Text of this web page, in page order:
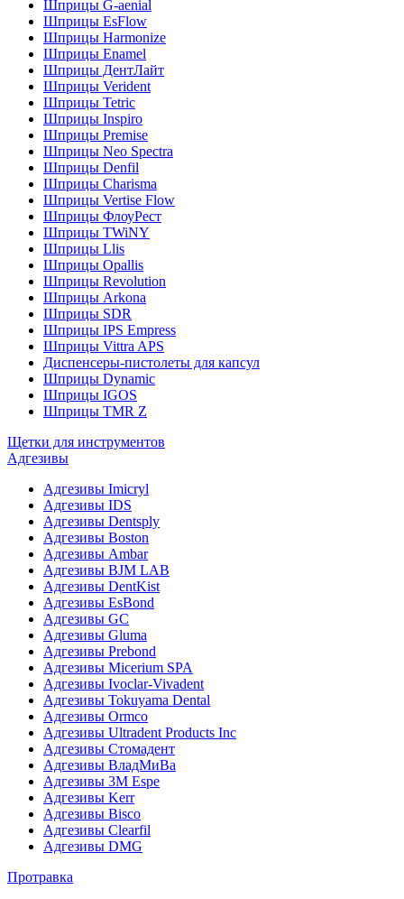
Шприцы G-aenial
Шприцы EsFlow
Шприцы Harmonize
Шприцы Enamel
Шприцы ДентЛайт
Шприцы Verident
Шприцы Tetric
Шприцы Inspiro
Шприцы Premise
Шприцы Neo Spectra
Шприцы Denfil
Шприцы Charisma
Шприцы Vertise Flow
Шприцы ФлоуРест
Шприцы TWiNY
Шприцы Llis
Шприцы Opallis
Шприцы Revolution
Шприцы Arkona
Шприцы SDR
Шприцы IPS Empress
Шприцы Vittra APS
Диспенсеры-пистолеты для капсул
Шприцы Dynamic
Шприцы IGOS
Шприцы TMR Z
Щетки для инструментов
Адгезивы
Адгезивы Imicryl
Адгезивы IDS
Адгезивы Dentsply
Адгезивы Boston
Адгезивы Ambar
Адгезивы BJM LAB
Адгезивы DentKist
Адгезивы EsBond
Адгезивы GC
Адгезивы Gluma
Адгезивы Prebond
Адгезивы Micerium SPA
Адгезивы Ivoclar-Vivadent
Адгезивы Tokuyama Dental
Адгезивы Ormco
Адгезивы Ultradent Products Inc
Адгезивы Стомадент
Адгезивы ВладМиВа
Адгезивы 3M Espe
Адгезивы Kerr
Адгезивы Bisco
Адгезивы Clearfil
Адгезивы DMG
Протравка